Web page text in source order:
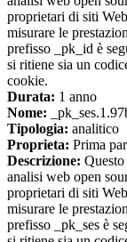
proprietari di siti
misurare le
prefisso _pk_id è
si ritiene sia un
cookie.
Durata: 1 anno
Nome:
Tipologia: analitico
Proprieta: Prima
Descrizione:
analisi web open
proprietari di siti
misurare le
prefisso _pk_ses è